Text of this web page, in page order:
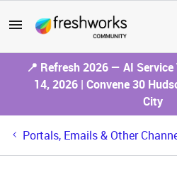
📍 Refresh 2026 — AI
14, 2026 | Convene 30
City
Portals, Emails & Other